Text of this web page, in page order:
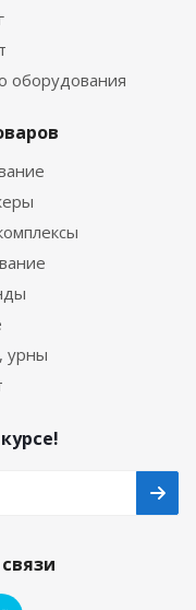
оборудования
урны